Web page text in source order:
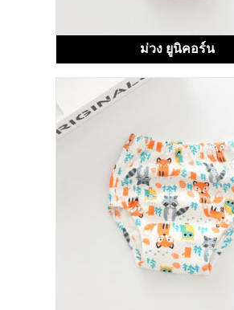
ม่วง ยูนิคอร์น